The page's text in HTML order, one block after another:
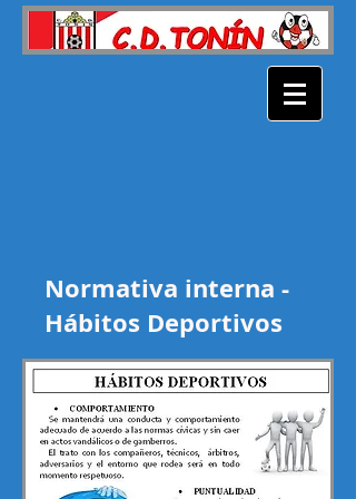
Normativa interna -
Hábitos Deportivos